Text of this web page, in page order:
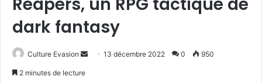
dark fantasy
Culture Evasion 13 décembre 2022 0 950
2 minutes de lecture